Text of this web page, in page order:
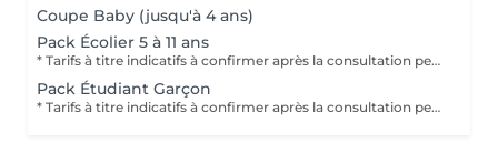
Coupe Baby (jusqu'à 4 ans)
Pack Écolier 5 à 11 ans
* Tarifs à titre indicatifs à confirmer après la consultation personnalisée établit auprès de votre coiffeur/stylist/spécialiste * La direction se réserve le droit dapporter des modifications pour le bon fonctionnement du salon
Pack Étudiant Garçon
* Tarifs à titre indicatifs à confirmer après la consultation personnalisée établit auprès de votre coiffeur/stylist/spécialiste * La direction se réserve le droit dapporter des modifications pour le bon fonctionnement du salon